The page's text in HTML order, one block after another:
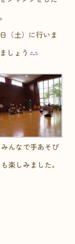
（土）に行いま
しょう
みんなで手あそび
も楽しみました。